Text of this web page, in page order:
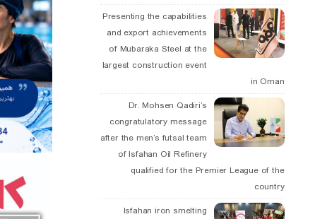
Presenting the capabilities
and export achievements
of Mubaraka Steel at the
largest construction event
in Oman
Dr. Mohsen Qadiri’s
congratulatory message
after the men’s futsal team
of Isfahan Oil Refinery
qualified for the Premier League of the
country
Isfahan iron smelting